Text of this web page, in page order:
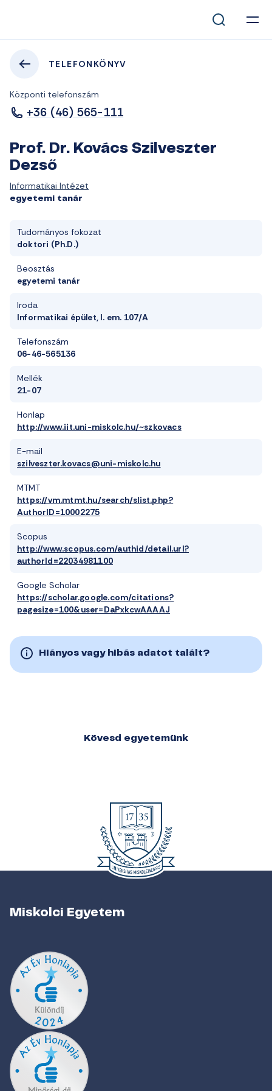
TELEFONKÖNYV
Központi telefonszám
+36 (46) 565-111
Prof. Dr. Kovács Szilveszter
Dezső
Informatikai Intézet
egyetemi tanár
Tudományos fokozat
doktori (Ph.D.)
Beosztás
egyetemi tanár
Iroda
Informatikai épület, I. em. 107/A
Telefonszám
06-46-565136
Mellék
21-07
Honlap
http://www.iit.uni-miskolc.hu/~szkovacs
E-mail
szilveszter.kovacs@uni-miskolc.hu
MTMT
https://vm.mtmt.hu/search/slist.php?
AuthorID=10002275
Scopus
http://www.scopus.com/authid/detail.url?
authorId=22034981100
Google Scholar
https://scholar.google.com/citations?
pagesize=100&user=DaPxkcwAAAAJ
Hiányos vagy hibás adatot talált?
Kövesd egyetemünk
Miskolci Egyetem